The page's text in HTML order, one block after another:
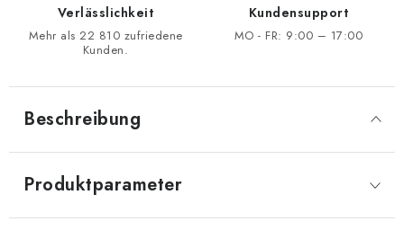
Verlässlichkeit
Mehr als 22 810 zufriedene
Kunden.
Kundensupport
MO - FR: 9:00 – 17:00
Beschreibung
Produktparameter